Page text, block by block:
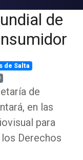
de
de Salta
de
en las
para
Derechos